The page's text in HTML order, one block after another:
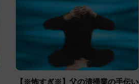
【※怖すぎ※】父の清掃業の手伝い